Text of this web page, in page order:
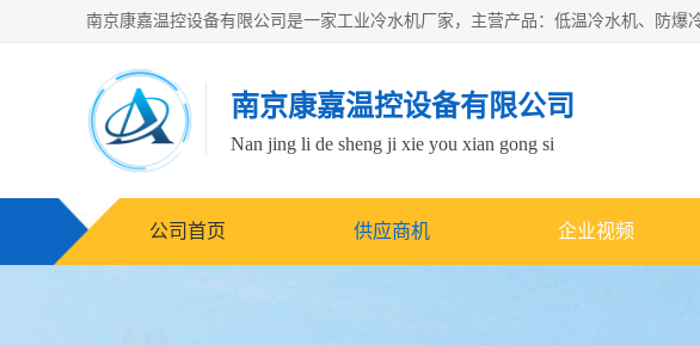
南京康嘉温控设备有限公司
Nan jing li de sheng ji xie you xian gong si
公司首页 供应商机 企业视频